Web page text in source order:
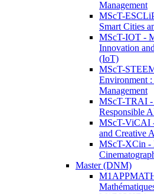
Management
MScT-
Smart Cities
MScT-IOT -
Innovation
(IoT)
MScT-
Environment
Management
MScT-TRAI -
Responsible
MScT-ViCAI
and Creative
MScT-XCin -
Master (DNM)